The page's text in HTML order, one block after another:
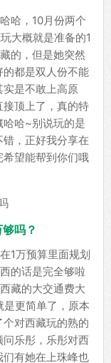
哈，10月份两个
大概就是准备的1
的，但是她突然
都是双人份不能
是不敢上高原
顶上了，真的特
哈~别说玩的是
，正好我分享在
望能帮到你们哦
吗？
1万预算里面规划
的话是完全够啦
藏的大交通费大
更简单了，原本
对西藏玩的熟的
乐彤，乐彤对西
有她在上珠峰也